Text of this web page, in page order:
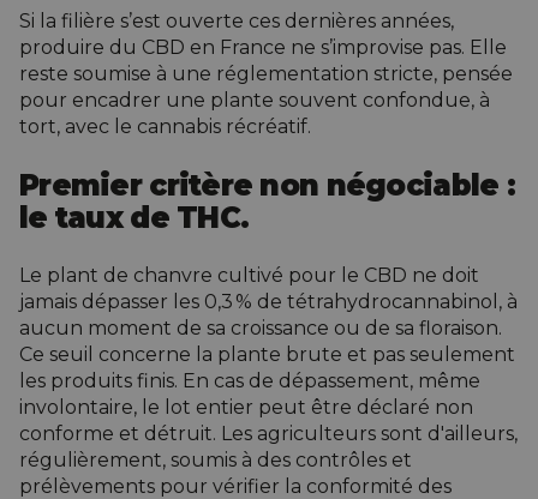
Si la filière s’est ouverte ces dernières années,
produire du CBD en France ne s’improvise pas. Elle
reste soumise à une réglementation stricte, pensée
pour encadrer une plante souvent confondue, à
tort, avec le cannabis récréatif.
Premier critère non négociable :
le taux de THC.
Le plant de chanvre cultivé pour le CBD ne doit
jamais dépasser les 0,3 % de tétrahydrocannabinol, à
aucun moment de sa croissance ou de sa floraison.
Ce seuil concerne la plante brute et pas seulement
les produits finis. En cas de dépassement, même
involontaire, le lot entier peut être déclaré non
conforme et détruit. Les agriculteurs sont d'ailleurs,
régulièrement, soumis à des contrôles et
prélèvements pour vérifier la conformité des